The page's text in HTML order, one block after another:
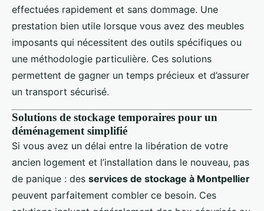
effectuées rapidement et sans dommage. Une
prestation bien utile lorsque vous avez des meubles
imposants qui nécessitent des outils spécifiques ou
une méthodologie particulière. Ces solutions
permettent de gagner un temps précieux et d’assurer
un transport sécurisé.
Solutions de stockage temporaires pour un
déménagement simplifié
Si vous avez un délai entre la libération de votre
ancien logement et l’installation dans le nouveau, pas
de panique : des services de stockage à Montpellier
peuvent parfaitement combler ce besoin. Ces